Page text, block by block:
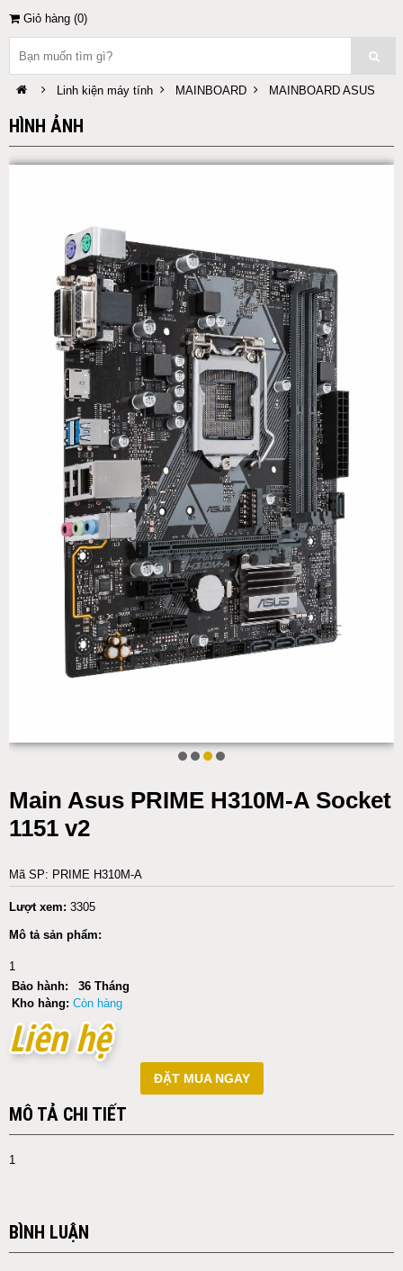
Giỏ hàng (0)
Linh kiện máy tính MAINBOARD MAINBOARD ASUS
HÌNH ẢNH
Main Asus PRIME H310M-A Socket
1151 v2
Mã SP: PRIME H310M-A
Lượt xem: 3305
Mô tả sản phẩm:
1
Bảo hành:
36 Tháng
Kho hàng: Còn hàng
Liên hệ
Liên hệ
ĐẶT MUA NGAY
MÔ TẢ CHI TIẾT
1
BÌNH LUẬN